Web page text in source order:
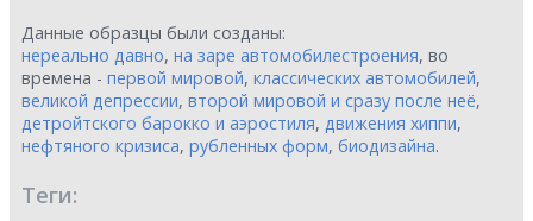
Данные образцы были созданы:
нереально давно, на заре автомобилестроения, во
времена - первой мировой, классических автомобилей,
великой депрессии, второй мировой и сразу после неё,
детройтского барокко и аэростиля, движения хиппи,
нефтяного кризиса, рубленных форм, биодизайна.
Теги: